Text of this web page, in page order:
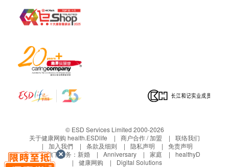
人民南路3012号天安国际大厦1-4楼
三、免责声明
如有争议，健康网购health.ESDlife及深圳普瑞星耀眼
1. 所有健康检查/服务并非作为医务诊断或治疗用途。
认可资格的医生，作出诊断及治疗。
2. 本服务/产品由商户提供。生活易【健康网购
health.ESDlife】并没有经营或提供本服务/产品。有
© ESD Services Limited 2000-2026
关于健康网购 health.ESDlife
商户合作 / 加盟
联络我们
加入我們
条款及细则 隐私声明
免责声明
生活易旗下业务： 新婚 Anniversary 家庭
healthyD
健康网购
Digital Solutions